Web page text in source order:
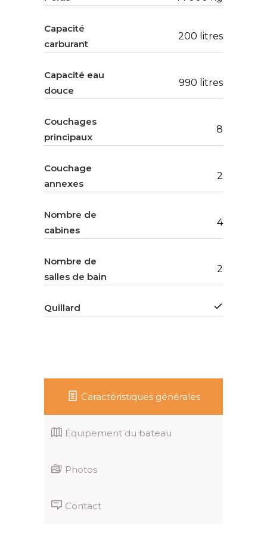
Capacité
carburant
200 litres
Capacité eau
douce
990 litres
Couchages
principaux
8
Couchage
annexes
2
Nombre de
cabines
4
Nombre de
salles de bain
2
Quillard
Caractéristiques générales
Équipement du bateau
Photos
Contact